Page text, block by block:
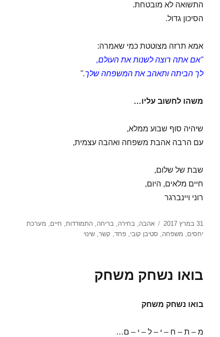
התשואה לא מובטחת.
הסיכון גדול.
אמא תרזה מצוטטת כמי שאמרה:
"אם אתה רוצה לשנות את העולם,
לך הביתה ותאהב את המשפחה שלך."
משהו לחשוב עליו…
שיהיה סוף שבוע ממלא,
עם הרבה אהבת משפחה ואהבה עצמית,
שבת של שלום,
חיים מלאים, היום,
רוני ויינברגר
פורסם
בתאריך
31 במרץ 2017 תגיות
אהבה,בחירה,בריחה,התמודדות, חיים, מערכת
יחסים, משפחה, סטיבן קובי,פחד, קשר,שינוי
בואו נשחק משחק
בואו נשחק משחק
מ – ת – ח – י – ל – י – ם…